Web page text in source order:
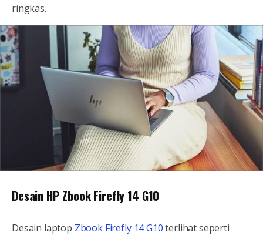
ringkas.
Desain HP Zbook Firefly 14 G10
Desain laptop Zbook Firefly 14 G10terlihat seperti